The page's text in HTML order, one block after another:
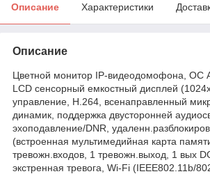
Описание Характеристики
Описание
Цветной монитор IP-видеодомофона, ОС
LCD сенсорный емкостный дисплей
управление, Н.264, всенаправленный
динамик, поддержка двусторонней
эхоподавление/DNR,
(встроенная мультимедийная карта
тревожн.входов, 1 тревожн.выход, 1 вых
экстренная тревога, Wi-Fi (IEEE802.11b/